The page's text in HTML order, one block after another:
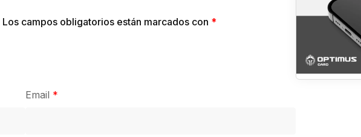
Los campos obligatorios están marcados con *
Email *